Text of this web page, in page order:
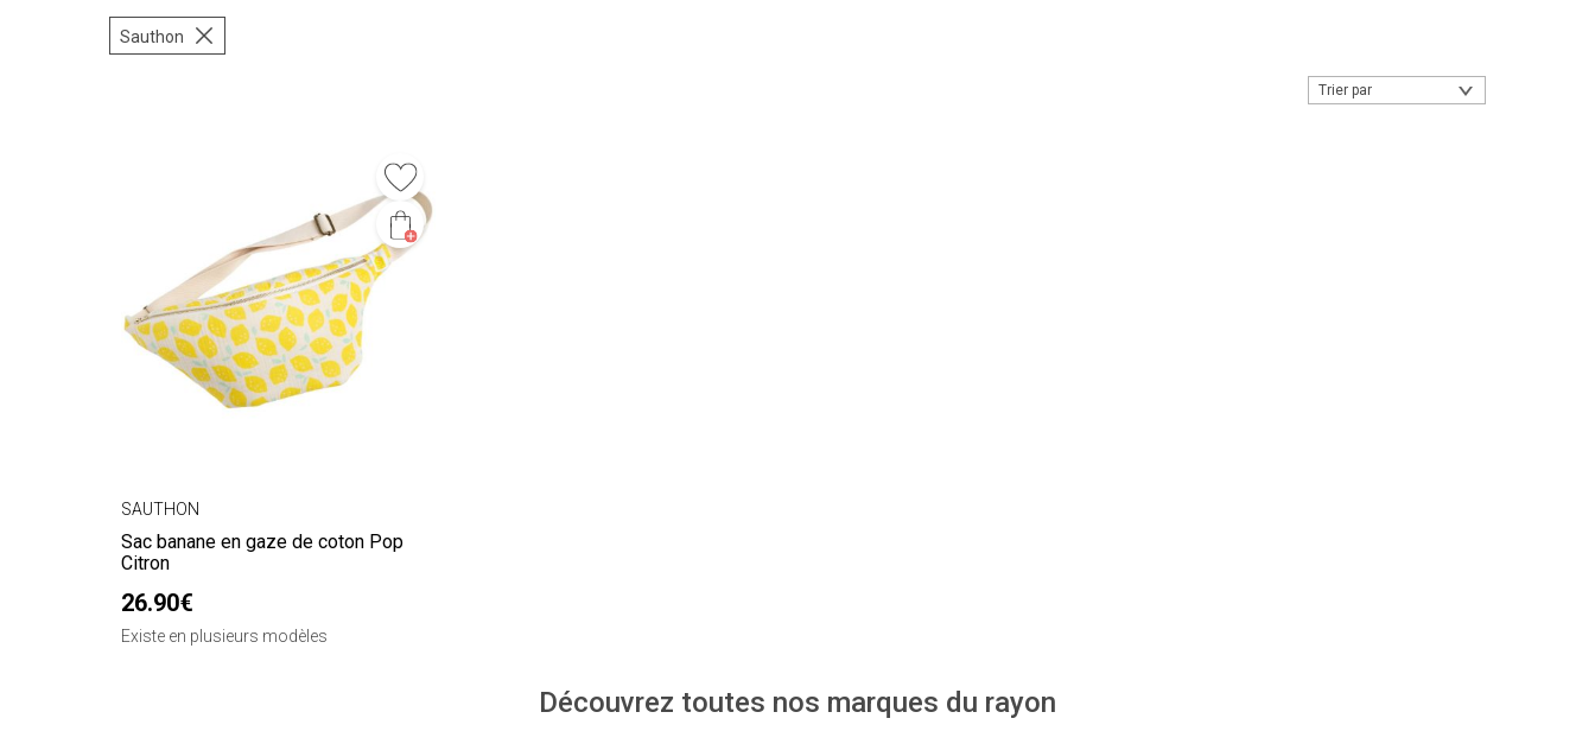
Sauthon
Trier par
SAUTHON
Sac banane en gaze de coton Pop
Citron
26.90€
Existe en plusieurs modèles
Découvrez toutes nos marques du rayon